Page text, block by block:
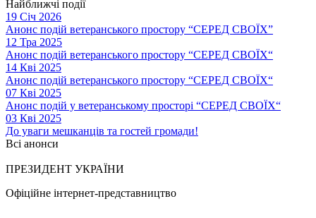
Найближчі події
19 Січ 2026
Анонс подій ветеранського простору “СЕРЕД СВОЇХ”
12 Тра 2025
Анонс подій ветеранського простору “СЕРЕД СВОЇХ“
14 Кві 2025
Анонс подій ветеранського простору “СЕРЕД СВОЇХ“
07 Кві 2025
Анонс подій у ветеранському просторі “СЕРЕД СВОЇХ“
03 Кві 2025
До уваги мешканців та гостей громади!
Всі анонси
ПРЕЗИДЕНТ УКРАЇНИ
Офіційне інтернет-представництво